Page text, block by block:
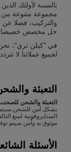
بالنسبة لأولئك
مجموعة متنوعة من
والتركيب، فضلا
حل مخصص خصيصا
في "كيلن تري"،
لجميع عملائنا.لا
التعبئة
التعبئة والشحن للصحن
بشكل آمن للشحن.سيتم
الستايروفونية لمنع
موثوق به وآمن سيتم
الأسئلة